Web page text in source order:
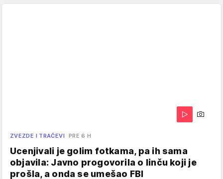
ZVEZDE I TRAČEVI PRE 6 H
Ucenjivali je golim fotkama, pa ih sama
objavila: Javno progovorila o linču koji je
prošla, a onda se umešao FBI